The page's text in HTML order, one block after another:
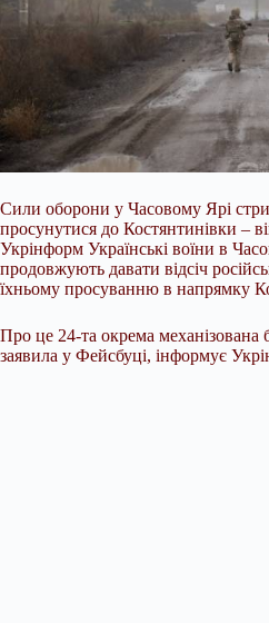
Сили оборони у Часовому Ярі
просунутися до Костянтинівки –
Укрінформ Українські воїни в
продовжують давати відсіч
їхньому просуванню в напрямку
Про це 24-та окрема механізована
заявила у Фейсбуці, інформує